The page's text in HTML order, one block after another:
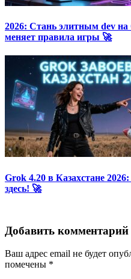
2026: Стань элитным dev
меняет правила игры 🚀
Grok 4.20 в Казахстане
здесь! 🚀
Добавить комментарий
Ваш адрес email не будет
помечены *